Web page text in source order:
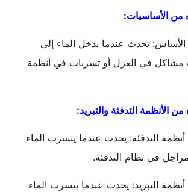
تحدث عندما يدخل الماء إلى
مشاكل في العزل أو تسربات في أنظمة
التدفئة: يحدث عندما يتسرب الماء
في نظام التدفئة.
التبريد: يحدث عندما يتسرب الماء